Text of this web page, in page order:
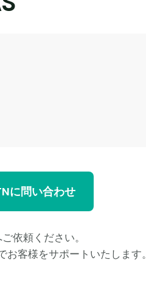
に問い合わせ
依頼ください。
客様をサポートいたします。